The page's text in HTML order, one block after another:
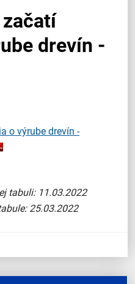
začatí
drevín -
o výrube drevín -
tabuli: 11.03.2022
25.03.2022